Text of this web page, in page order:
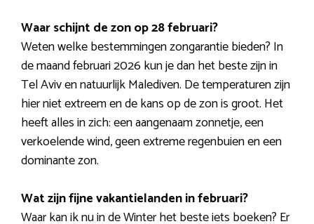
Waar schijnt de zon op 28 februari?
Weten welke bestemmingen zongarantie bieden? In
de maand februari 2026 kun je dan het beste zijn in
Tel Aviv en natuurlijk Malediven. De temperaturen zijn
hier niet extreem en de kans op de zon is groot. Het
heeft alles in zich: een aangenaam zonnetje, een
verkoelende wind, geen extreme regenbuien en een
dominante zon.
Wat zijn fijne vakantielanden in februari?
Waar kan ik nu in de Winter het beste iets boeken? Er